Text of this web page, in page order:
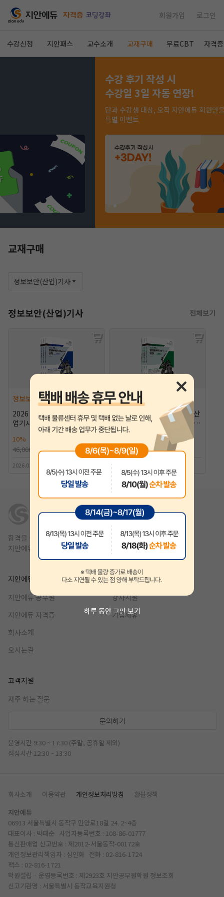
회원가입 로그인
수강신청 지안패스 교수소개 교재구매 무료CBT 자격
시 수강일 3일 자동 연장! 실기 87% 적중 신화 정
하루 동안 그만 보기
수강일 3일 자동 연장!
단과 수강생 대상, 오직 지안에듀 회원만을 위한
교재구매
정보보안(산업)기사
정보보안(산업)기사 전체보기
정보보안(산업)기사
2026 알기사 정보보안기사(산
업기사) 실기 [10%할인]
10%
46,000원
2026.01.30 출간 | 정일영 저자
정보보안(산업)기사
2026 알기사 정보보안기사(산
업기사) 필기+핵심기출 1200
제 [10%할인]
45,000원
50,000원
합격을 쉽고 빠르게,
지안에듀는 1년 안에 합격을 목표를 합니다.
지안에듀
지안에듀 공무원
지안에듀 자격증
회사소개
오시는길
제휴
강사지원
기업제휴
고객지원
자주 하는 질문
문의하기
운영시간 9:30 ~ 17:30 (주말, 공휴일 제외)
점심시간 12:30 ~ 13:30
회사소개 이용약관 개인정보처리방침
환불정책
지안에듀
06913 서울특별시 동작구 만양로18길 24. 2~4층
대표이사 : 박태순 사업자등록번호 : 108-86-01777
통신판매업 신고번호 : 제2012-서울동작-00172호
개인정보관리책임자 : 심인화 전화 : 02-816-1724
팩스 : 02-816-1721
학원설립 · 운영등록번호 : 제2923호 지안공무원학원 정보조회
신고기관명 : 서울특별시 동작교육지원청